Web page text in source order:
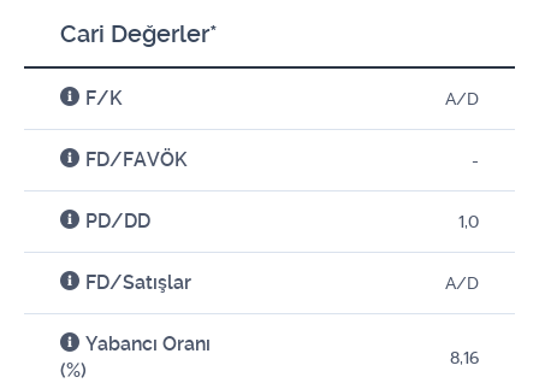
Cari Değerler*
F/K A/D
FD/FAVÖK -
PD/DD 1,0
FD/Satışlar A/D
Yabancı Oranı
(%)
8,16